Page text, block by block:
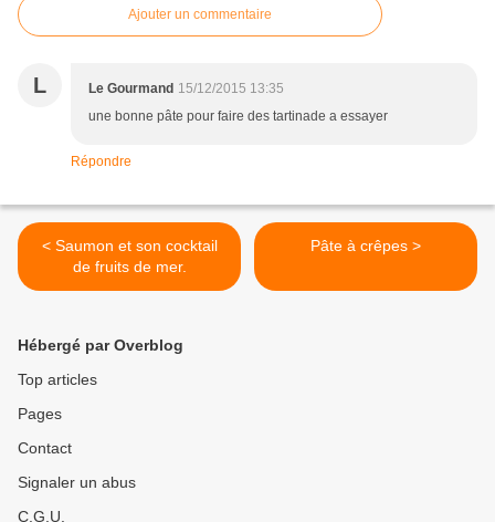
Ajouter un commentaire
L Le Gourmand 15/12/2015 13:35
une bonne pâte pour faire des tartinade a essayer
Répondre
< Saumon et son cocktail
de fruits de mer.
Pâte à crêpes >
Hébergé par Overblog
Top articles
Pages
Contact
Signaler un abus
C.G.U.